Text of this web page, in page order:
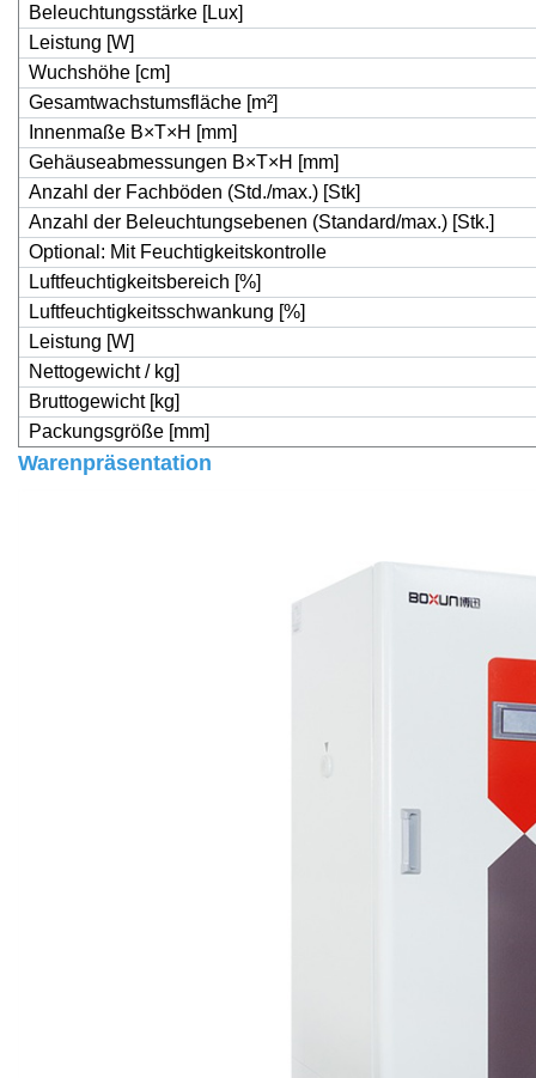
Beleuchtungsstärke [Lux]
Leistung [W]
Wuchshöhe [cm]
Gesamtwachstumsfläche [m²]
Innenmaße B×T×H [mm]
Gehäuseabmessungen B×T×H [mm]
Anzahl der Fachböden (Std./max.) [Stk]
Anzahl der Beleuchtungsebenen (Standard/max.) [Stk.]
Optional: Mit Feuchtigkeitskontrolle
Luftfeuchtigkeitsbereich [%]
Luftfeuchtigkeitsschwankung [%]
Leistung [W]
Nettogewicht / kg]
Bruttogewicht [kg]
Packungsgröße [mm]
Warenpräsentation